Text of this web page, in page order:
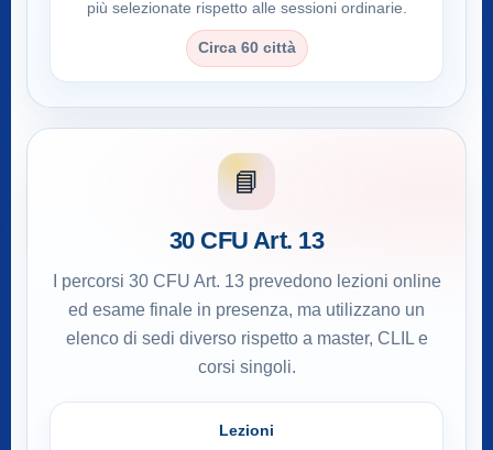
più selezionate rispetto alle sessioni ordinarie.
Circa 60 città
📘
30 CFU Art. 13
I percorsi 30 CFU Art. 13 prevedono lezioni online
ed esame finale in presenza, ma utilizzano un
elenco di sedi diverso rispetto a master, CLIL e
corsi singoli.
Lezioni